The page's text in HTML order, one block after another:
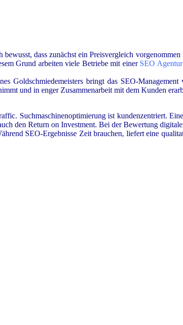
dass zunächst ein Preisvergleich
Grund arbeiten viele Betriebe mit einer SEO
Goldschmiedemeisters bringt das SEO-Management
und in enger Zusammenarbeit mit dem Kunden
Suchmaschinenoptimierung ist kundenzentriert.
den Return on Investment. Bei der Bewertung
SEO-Ergebnisse Zeit brauchen, liefert eine